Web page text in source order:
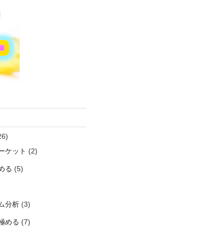
ケット (2)
る (5)
分析(3)
める (7)